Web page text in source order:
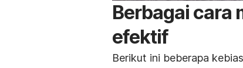
Berbagai cara
efektif
Berikut ini beberapa